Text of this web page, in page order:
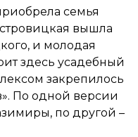
семья
вышла
и молодая
здесь усадебный
закрепилось
По одной версии
по другой –